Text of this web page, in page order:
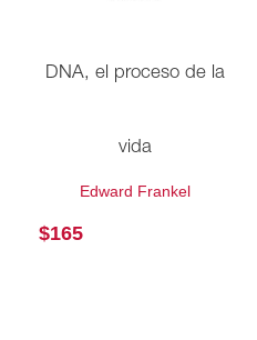
DNA, el proceso de la
vida
Edward Frankel
$165